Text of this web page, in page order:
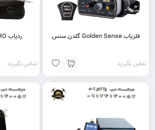
فلزیاب Golden Sense گلدن سنس
تماس بگیرید
ردیاب LRL 1000 PRO ال ار ال
تماس بگیرید